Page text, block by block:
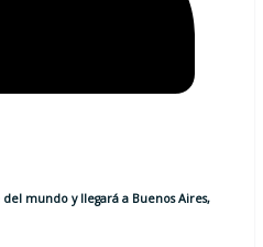
mundo y llegará a Buenos Aires,